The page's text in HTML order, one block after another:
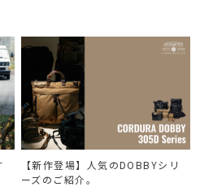
【新作登場】人気のDOBBYシリ
ーズのご紹介。